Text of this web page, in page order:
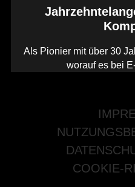
Als Pionier mit über 30
worauf es bei
COOKIE-